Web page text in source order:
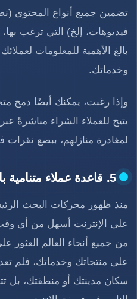
فيديوهات، إلخ) التي ترغب
بالغ الأهمية للمعلومات
وخدماتك.
وإذا رغبت، يمكنك أيضًا دمج
يتيح للعملاء الشراء مباشرةً
لمغادرة منازلهم، ببضع نقرات
5. قاعدة عملاء متنامية باستمرار
منذ ظهور محركات البحث
على الإنترنت أسهل من أي
من جميع أنحاء العالم العثور
على منتجاتك وخدماتك، فلم
سكان مدينتك أو منطقتك، بل